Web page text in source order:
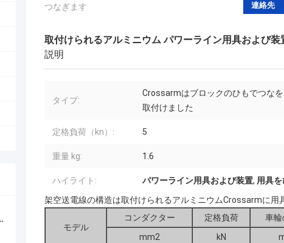
つなぎます
連絡先
取付けられるアルミニウム パワーライン用具および
説明
タイプ:
Crossarmはブロックのひもでつなを
取付けました
定格負荷（kn）: 5
重量 kg: 1.6
ハイライト: パワーライン用具および装置, 用具
架空送電線の構造は取付けられるアルミニウムCrossarmに用
モデル
コンダクター 定格負荷 車輪
mm2
kN